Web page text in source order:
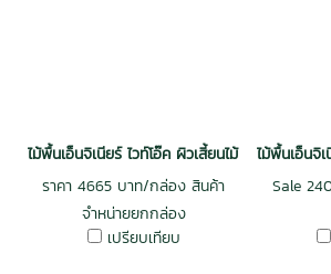
ไม้พื้นเอ็นจิเนียร์ ไวท์โอ๊ค ผิวเสี้ยนไม้ รางลิ้น สีแ
ราคา 4665 บาท/กล่อง สินค้า
จำหน่ายยกกล่อง
เปรียบเทียบ
ไม้พื้นเอ็นจิเ
Sale